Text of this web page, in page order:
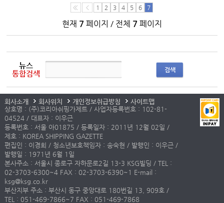
세월호가 있었다. 시간은 흘렀다. 출항하기로 했던 오후 7시를
1 2 3 4 5 6 7
현재 7 페이지 / 전체 7 페이지
뉴스
통합검색
검색
회사소개 회사위치 개인정보취급방침
사이트맵
상호명 : (주)코리아쉬핑가제트 / 사업자등록번호 : 102-81-
04524 / 대표자 : 이우근
등록번호 : 서울 아01875 / 등록일자 : 2011년 12월 02일 /
제호 : KOREA SHIPPING GAZETTE
편집인 : 이경희 / 청소년보호책임자 : 송숙현 / 발행인 : 이우근 /
발행일 : 1971년 6월 1일
본사주소 : 서울시 종로구 자하문로2길 13-3 KSG빌딩 / TEL :
02-3703-6300~4 FAX : 02-3703-6390~1 E-mail :
ksg@ksg.co.kr
부산지부 주소 : 부산시 동구 중앙대로 180번길 13, 909호 /
TEL : 051-469-7866~7 FAX : 051-469-7868